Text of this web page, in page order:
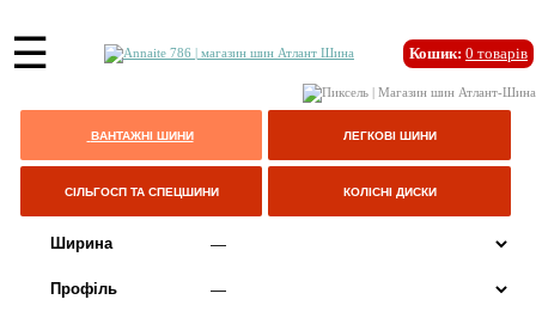
☰ Кошик: 0 товарів
ВАНТАЖНІ ШИНИ ЛЕГКОВІ ШИНИ
СІЛЬГОСП ТА СПЕЦШИНИ КОЛІСНІ ДИСКИ
Ширина
Профіль